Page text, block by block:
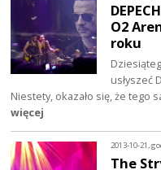
O2
roku
usłyszeć
Niestety, okazało się, że tego
więcej
2013-10-21,
The